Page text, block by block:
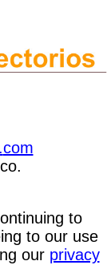
com
to
to our use
our privacy